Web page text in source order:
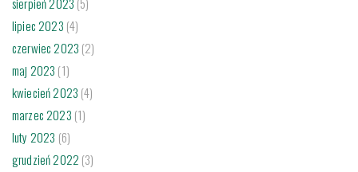
lipiec 2023 (4)
czerwiec 2023 (2)
maj 2023 (1)
kwiecień 2023 (4)
marzec 2023 (1)
luty 2023 (6)
grudzień 2022 (3)